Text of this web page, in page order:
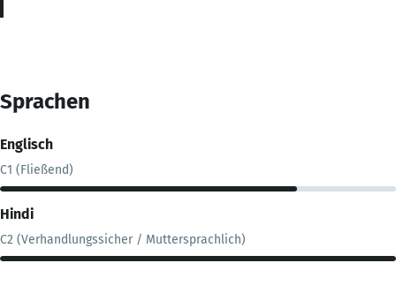
Sprachen
Englisch
C1 (Fließend)
Hindi
C2 (Verhandlungssicher / Muttersprachlich)